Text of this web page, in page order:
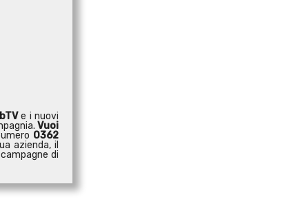
e i nuovi
Vuoi
0362
azienda, il
di